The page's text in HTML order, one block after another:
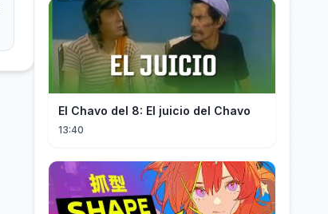
El Chavo del 8: El juicio del Chavo
13:40